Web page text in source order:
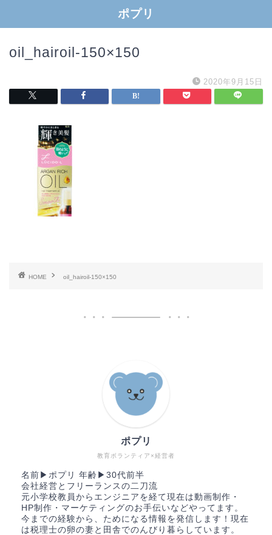
ポプリ
oil_hairoil-150×150
2020年9月15日
HOME oil_hairoil-150×150
教育ボランティア×経営者
ポプリ
名前▶︎ポプリ 年齢▶︎30代前半
会社経営とフリーランスの二刀流
元小学校教員からエンジニアを経て現在は動画制作・
HP制作・マーケティングのお手伝いなどやってます。
今までの経験から、ためになる情報を発信します！現在
は税理士の卵の妻と田舎でのんびり暮らしています。